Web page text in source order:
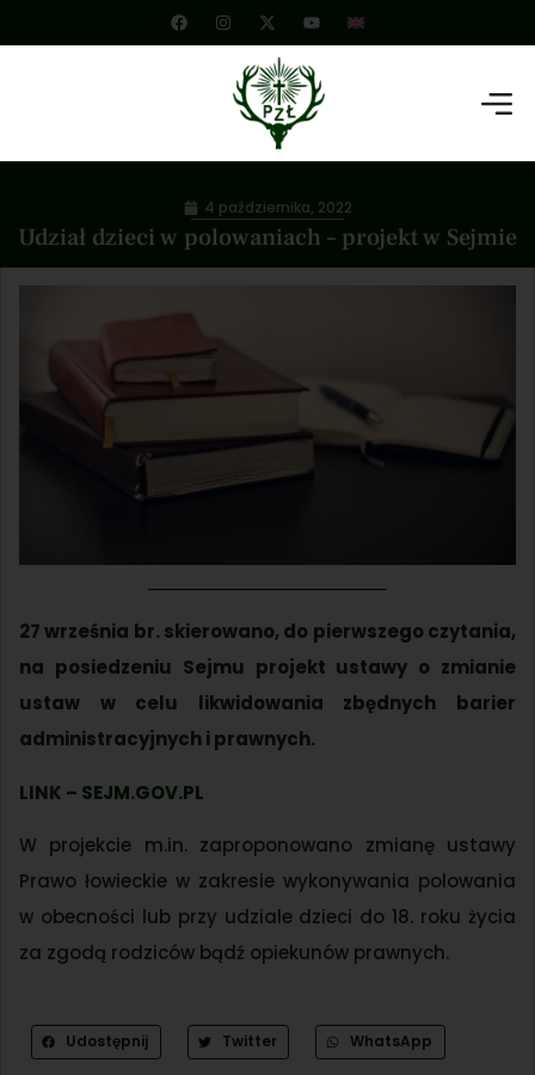
Udział dzieci w polowaniach – projekt w Sejmie
4 października, 2022
27 września br. skierowano, do pierwszego czytania,
na posiedzeniu Sejmu projekt ustawy o zmianie
ustaw w celu likwidowania zbędnych barier
administracyjnych i prawnych.
LINK – SEJM.GOV.PL
W projekcie m.in. zaproponowano zmianę ustawy
Prawo łowieckie w zakresie wykonywania polowania
w obecności lub przy udziale dzieci do 18. roku życia
za zgodą rodziców bądź opiekunów prawnych.
Udostępnij Twitter WhatsApp